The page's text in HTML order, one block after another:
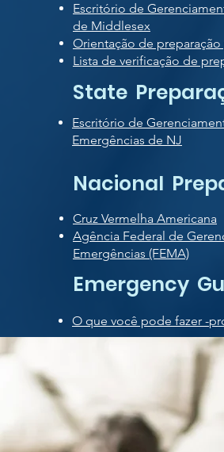
Escritório de
de Middlesex
Orientação de
Lista de verificação de
State
Escritório de
Emergências de NJ
Nacional
Cruz Vermelha Americana
Agência Federal de
Emergências (FEMA)
Emergency
O que você pode fazer -